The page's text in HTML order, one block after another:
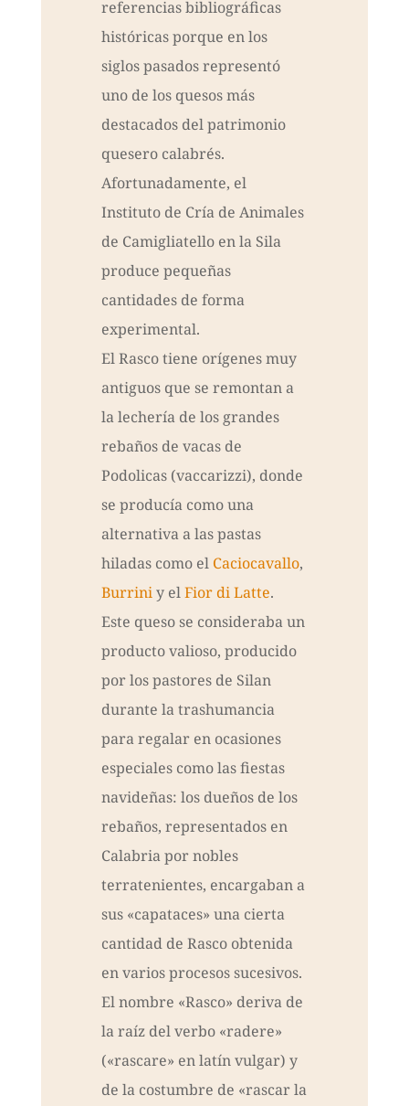
referencias bibliográficas
históricas porque en los
siglos pasados representó
uno de los quesos más
destacados del patrimonio
quesero calabrés.
Afortunadamente, el
Instituto de Cría de Animales
de Camigliatello en la Sila
produce pequeñas
cantidades de forma
experimental.
El Rasco tiene orígenes muy
antiguos que se remontan a
la lechería de los grandes
rebaños de vacas de
Podolicas (vaccarizzi), donde
se producía como una
alternativa a las pastas
hiladas como el Caciocavallo,
Burriniy elFior di Latte.
Este queso se consideraba un
producto valioso, producido
por los pastores de Silan
durante la trashumancia
para regalar en ocasiones
especiales como las fiestas
navideñas: los dueños de los
rebaños, representados en
Calabria por nobles
terratenientes, encargaban a
sus «capataces» una cierta
cantidad de Rasco obtenida
en varios procesos sucesivos.
El nombre «Rasco» deriva de
la raíz del verbo «radere»
(«rascare» en latín vulgar) y
de la costumbre de «rascar la